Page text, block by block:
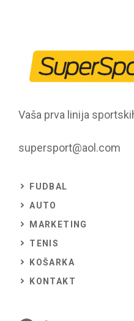
Vaša prva linija
supersport@aol.com
FUDBAL
AUTO
MARKETING
TENIS
KOŠARKA
KONTAKT